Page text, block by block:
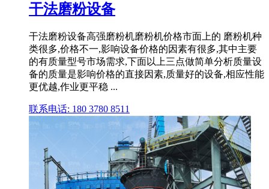
干法磨粉设备
干法磨粉设备高强磨粉机磨粉机价格市面上的 磨粉机种
类很多,价格不一,影响设备价格的因素有很多,其中主要
的有质量型号市场需求,下面以上三点做简单分析质量设
备的质量是影响价格的直接因素,质量好的设备,相应性能
更优越,作业更平稳 ...
联系电话: 180 3780 8511